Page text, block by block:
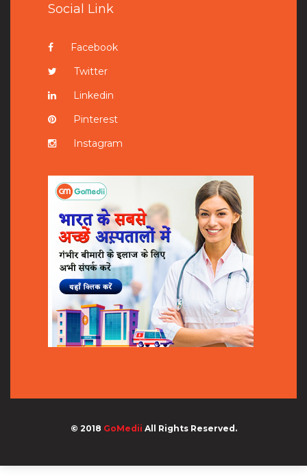
Social Link
Facebook
Twitter
Linkedin
Pinterest
Instagram
© 2018 GoMedii All Rights Reserved.